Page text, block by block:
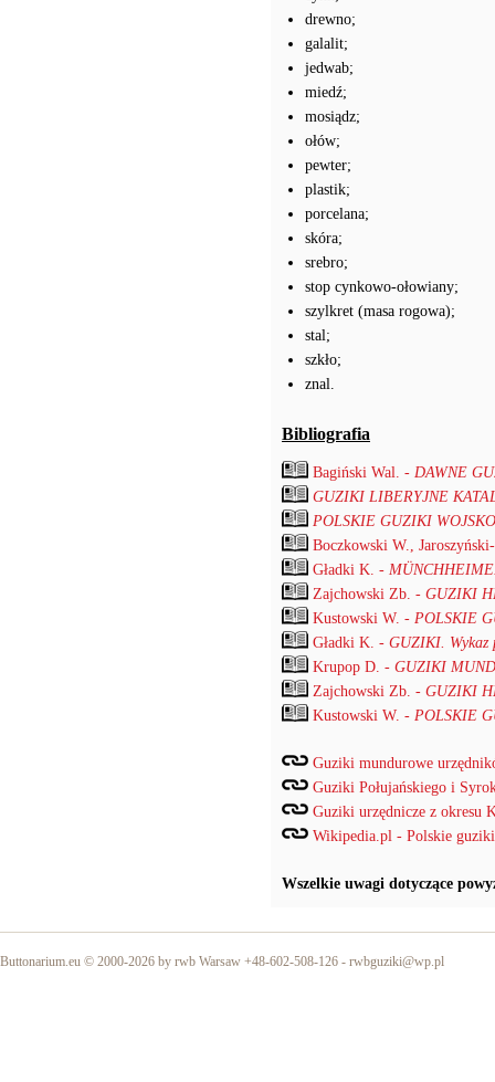
drewno;
galalit;
jedwab;
miedź;
mosiądz;
ołów;
pewter;
plastik;
porcelana;
skóra;
srebro;
stop cynkowo-ołowiany;
szylkret (masa rogowa);
stal;
szkło;
znal.
Bibliografia
Bagiński Wal. - DAWNE
GUZIKI LIBERYJNE
POLSKIE GUZIKI
Boczkowski W.,
Gładki K. -
Zajchowski Zb. - GUZIKI
Kustowski W. - POLSKIE
Gładki K. - GUZIKI. Wykaz
Krupop D. - GUZIKI
Zajchowski Zb. - GUZIKI
Kustowski W. - POLSKIE
Guziki mundurowe
Guziki Połujańskiego i
Guziki urzędnicze z okresu
Wikipedia.pl - Polskie
Wszelkie uwagi dotyczące
Buttonarium.eu © 2000-2026 by rwb Warsaw +48-602-508-126 - rwbguziki@wp.pl